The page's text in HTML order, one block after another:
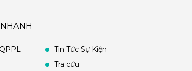
Tin Tức Sự Kiện
Tra cứu